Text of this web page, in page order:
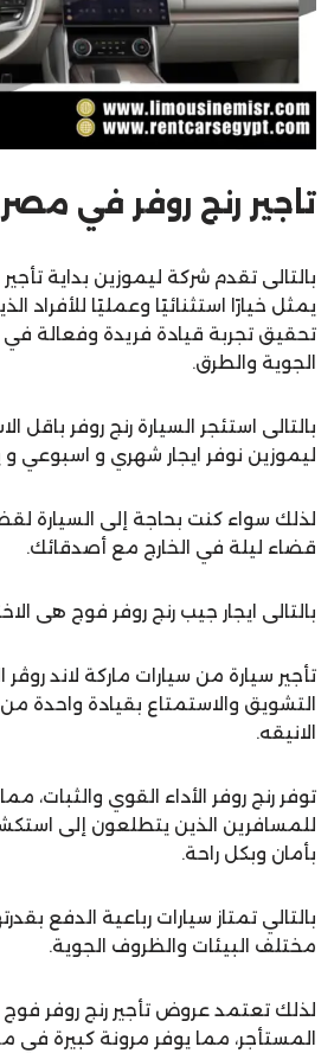
تاجير رنج روفر في مصر
بالتالى تقدم شركة ليموزين بداية
يمثل خيارًا استثنائيًا وعمليًا للأفراد
تحقيق تجربة قيادة فريدة وفعالة
الجوية والطرق.
بالتالى استئجر السيارة رنج روفر باقل
ليموزين نوفر ايجار شهري و اسبوعي
لذلك سواء كنت بحاجة إلى السيارة
قضاء ليلة في الخارج مع أصدقائك.
بالتالى ايجار جيب رنج روفر فوج هى
تأجير سيارة من سيارات ماركة لاند
التشويق والاستمتاع بقيادة واحدة من
الانيقه.
توفر رنج روفر الأداء القوي والثبات،
للمسافرين الذين يتطلعون إلى
بأمان وبكل راحة.
بالتالي تمتاز سيارات رباعية الدفع
مختلف البيئات والظروف الجوية.
لذلك تعتمد عروض تأجير رنج روفر
المستأجر، مما يوفر مرونة كبيرة في